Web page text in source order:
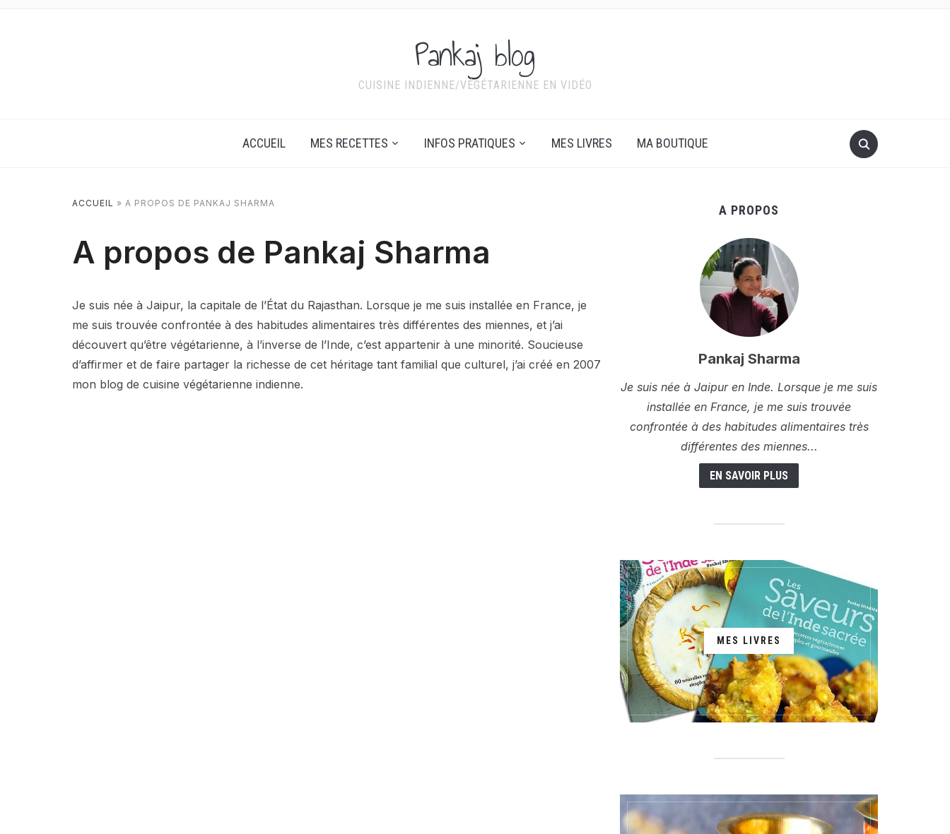
Pankaj blog
CUISINE INDIENNE/VÉGÉTARIENNE EN VIDÉO
ACCUEIL MES RECETTES INFOS PRATIQUES MES LIVRES MA BOUTIQUE
ACCUEIL » A PROPOS DE PANKAJ SHARMA
A propos de Pankaj Sharma
Je suis née à Jaipur, la capitale de l’État du Rajasthan. Lorsque je me suis installée en France, je
me suis trouvée confrontée à des habitudes alimentaires très différentes des miennes, et j’ai
découvert qu’être végétarienne, à l’inverse de l’Inde, c’est appartenir à une minorité. Soucieuse
d’affirmer et de faire partager la richesse de cet héritage tant familial que culturel, j’ai créé en 2007
mon blog de cuisine végétarienne indienne.
A PROPOS
Pankaj Sharma
Je suis née à Jaipur en Inde. Lorsque je me suis
installée en France, je me suis trouvée
confrontée à des habitudes alimentaires très
différentes des miennes...
EN SAVOIR PLUS
MES LIVRES